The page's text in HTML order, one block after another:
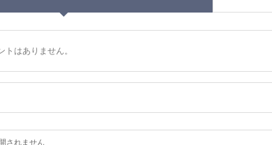
トはありません。
されません